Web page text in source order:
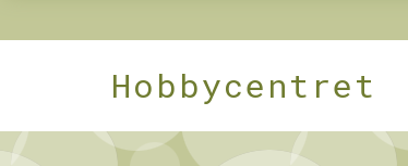
Hobbycentret